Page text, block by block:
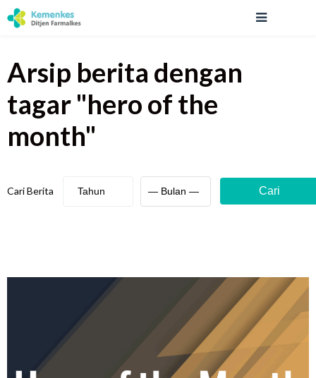
Arsip berita dengan
tagar "hero of the
month"
Cari Berita Cari